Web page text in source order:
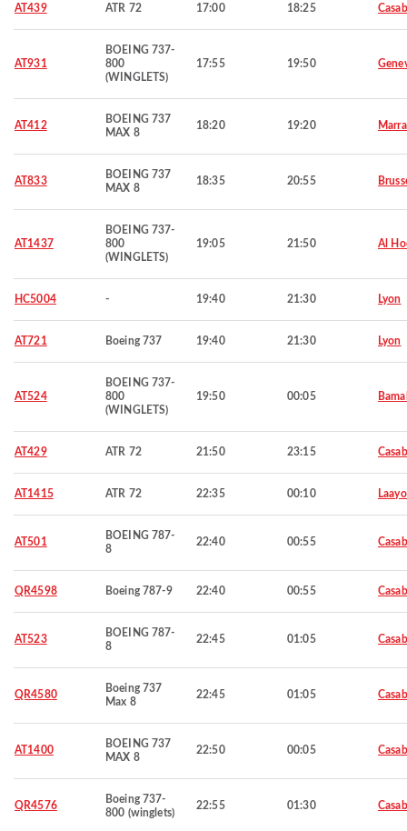
AT439 ATR 72 17:00 18:25
AT931
BOEING 737-
800
(WINGLETS)
17:55 19:50
AT412
BOEING 737
MAX 8
18:20 19:20
AT833
BOEING 737
MAX 8
18:35 20:55
AT1437
BOEING 737-
800
(WINGLETS)
19:05 21:50 Al
HC5004 - 19:40 21:30 Lyon
AT721 Boeing 737 19:40 21:30 Lyon
AT524
BOEING 737-
800
(WINGLETS)
19:50 00:05
AT429 ATR 72 21:50 23:15
AT1415 ATR 72 22:35 00:10
AT501
BOEING 787-
8
22:40 00:55
QR4598 Boeing 787-9 22:40 00:55
AT523
BOEING 787-
8
22:45 01:05
QR4580
Boeing 737
Max 8
22:45 01:05
AT1400
BOEING 737
MAX 8
22:50 00:05
QR4576
Boeing 737-
800 (winglets)
22:55 01:30